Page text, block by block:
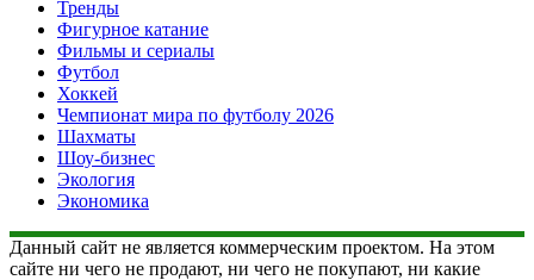
Тренды
Фигурное катание
Фильмы и сериалы
Футбол
Хоккей
Чемпионат мира по футболу 2026
Шахматы
Шоу-бизнес
Экология
Экономика
Данный сайт не является коммерческим проектом. На этом
сайте ни чего не продают, ни чего не покупают, ни какие